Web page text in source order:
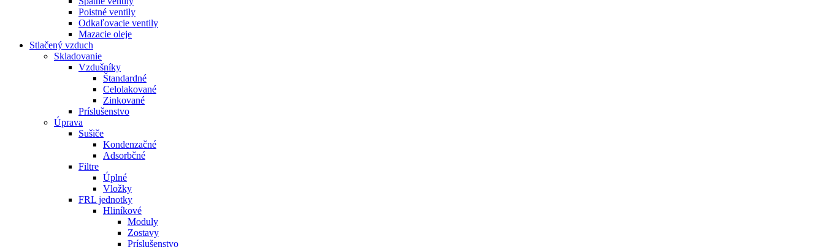
Poistné ventily
Odkaľovacie ventily
Mazacie oleje
Stlačený vzduch
Skladovanie
Vzdušníky
Štandardné
Celolakované
Zinkované
Príslušenstvo
Úprava
Sušiče
Kondenzačné
Adsorbčné
Filtre
Úplné
Vložky
FRL jednotky
Hliníkové
Moduly
Zostavy
Príslušenstvo